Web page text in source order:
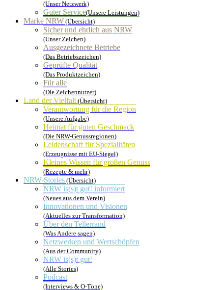
(Unser Netzwerk)
Guter Service(Unsere Leistungen)
Marke NRW (Übersicht)
Sicher und ehrlich aus NRW
(Unser Zeichen)
Ausgezeichnete Betriebe
(Das Betriebszeichen)
Geprüfte Qualität
(Das Produktzeichen)
Für alle
(Die Zeichennutzer)
Land der Vielfalt(Übersicht)
Verantwortung für die Region
(Unsere Aufgabe)
Heimat für guten Geschmack
(Die NRW-Genussregionen)
Leidenschaft für Spezialitäten
(Erzeugnisse mit EU-Siegel)
Kleines Wissen für großen Genuss
(Rezepte & mehr)
NRW-Stories (Übersicht)
NRW is(s)t gut! informiert
(Neues aus dem Verein)
Innovationen und Visionen
(Aktuelles zur Transformation)
Über den Tellerrand
(Was Andere sagen)
Netzwerken und Wertschöpfen
(Aus der Community)
NRW is(s)t gut!
(Alle Stories)
Podcast
(Interviews & O-Töne)